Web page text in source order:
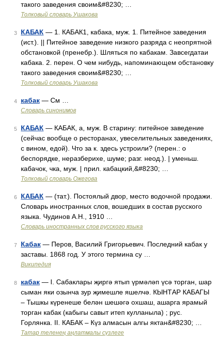
такого заведения своим&#8230; …
Толковый словарь Ушакова
3 КАБАК — 1. КАБАК1, кабака, муж. 1. Питейное заведения
(ист.). || Питейное заведение низкого разряда с неопрятной
обстановкой (пренебр.). Шляться по кабакам. Завсегдатаи
кабака. 2. перен. О чем нибудь, напоминающем обстановку
такого заведения своим&#8230; …
Толковый словарь Ушакова
4 кабак — См …
Словарь синонимов
5 КАБАК — КАБАК, а, муж. В старину: питейное заведение
(сейчас вообще о ресторанах, увеселительных заведениях,
с вином, едой). Что за к. здесь устроили? (перен.: о
беспорядке, неразберихе, шуме; разг. неод.). | уменьш.
кабачок, чка, муж. | прил. кабацкий,&#8230; …
Толковый словарь Ожегова
6 КАБАК — (тат.). Постоялый двор, место водочной продажи.
Словарь иностранных слов, вошедших в состав русского
языка. Чудинов А.Н., 1910 …
Словарь иностранных слов русского языка
7 Кабак — Перов, Василий Григорьевич. Последний кабак у
заставы. 1868 год. У этого термина су …
Википедия
8 кабак — I. Сабаклары җиргә ятып үрмәләп үсә торган, шар
сыман яки озынча зур җимешле яшелчә. КЫНТАР КАБАГЫ
– Тышкы күренеше белән шешәгә охшаш, ашарга ярамый
торган кабак (кабыгы савыт итеп кулланыла) ; рус.
Горлянка. II. КАБАК – Күз алмасын алгы яктан&#8230; …
Татар теленең аңлатмалы сүзлеге